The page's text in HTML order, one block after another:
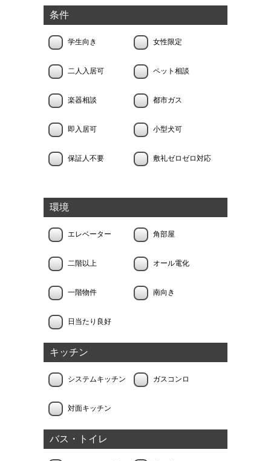
条件
学生向き 女性限定
二人入居可 ペット相談
楽器相談 都市ガス
即入居可 小型犬可
保証人不要 敷礼ゼロゼロ対応
環境
エレベーター 角部屋
二階以上 オール電化
一階物件 南向き
日当たり良好
キッチン
システムキッチン ガスコンロ
対面キッチン
バス・トイレ